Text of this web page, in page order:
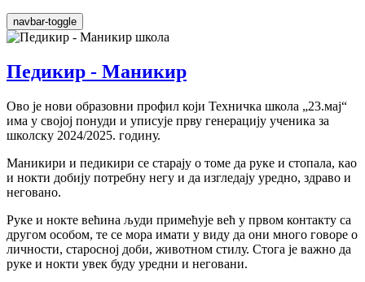
navbar-toggle
Педикир - Маникир
Ово је нови образовни профил који Техничка школа „23.мај“
има у својој понуди и уписује прву генерацију ученика за
школску 2024/2025. годину.
Маникири и педикири се старају о томе да руке и стопала, као
и нокти добију потребну негу и да изгледају уредно, здраво и
неговано.
Руке и нокте већина људи примећује већ у првом контакту са
другом особом, те се мора имати у виду да они много говоре о
личности, старосној доби, животном стилу. Стога је важно да
руке и нокти увек буду уредни и неговани.